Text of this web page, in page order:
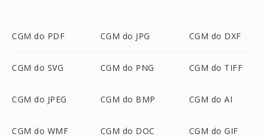
CGM do PDF CGM do JPG CGM do DXF
CGM do SVG CGM do PNG CGM do TIFF
CGM do JPEG CGM do BMP CGM do AI
CGM do WMF CGM do DOC CGM do GIF